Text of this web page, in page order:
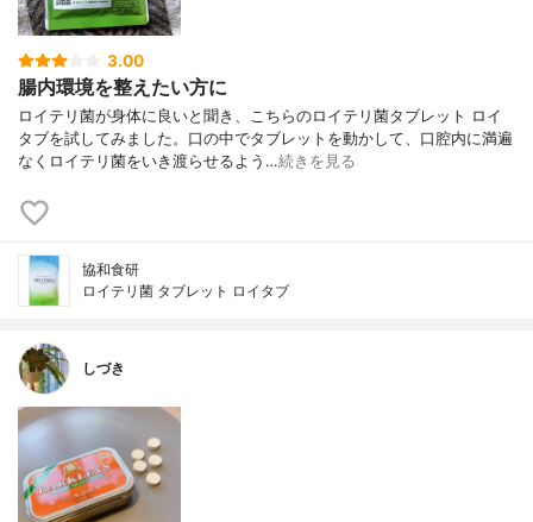
3.00
腸内環境を整えたい方に
ロイテリ菌が身体に良いと聞き、こちらのロイテリ菌タブレット ロイ
タブを試してみました。口の中でタブレットを動かして、口腔内に満遍
なくロイテリ菌をいき渡らせるよう…続きを見る
協和食研
ロイテリ菌 タブレット ロイタブ
しづき